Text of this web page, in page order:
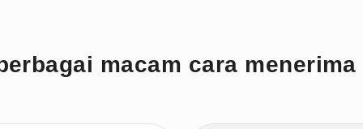
macam cara menerima